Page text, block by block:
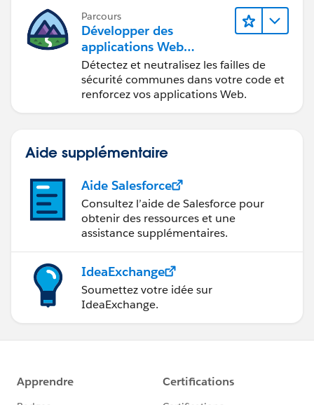
Parcours
Développer des
applications Web
sécurisées
Détectez et neutralisez les failles de
sécurité communes dans votre code et
renforcez vos applications Web.
Aide supplémentaire
Aide Salesforce
Consultez l’aide de Salesforce pour
obtenir des ressources et une
assistance supplémentaires.
IdeaExchange
Soumettez votre idée sur
IdeaExchange.